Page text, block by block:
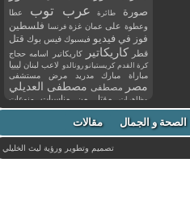
صورة طائرة عرب توب
عطا
وعطوة على عمان غزة فرنسا فلسطين
فوز في فيديو فيسبوك فيس بوك قتل
قطر كاريكاتير كاريكاتير اسامه حجاج
كرة القدم كريستيانو رونالدو لاعب لبنان ليبيا
مباراة مبارك مدريد مرض مستشفى
مصر مصطفى مصطفى العديلي
مظاهرات مقتل من مناسبات
منوعات
مواليد
موت ميسي ميلان نادي نشر
وفاة وفيات يوتيوب الصحة و الجمال مقالات
تصميم وتطوير ورؤيةليث الخليلي